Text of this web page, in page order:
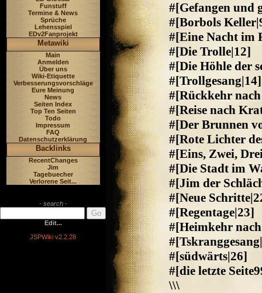
Funstuff
Termine & News
Sprüche
Lehensspiel
EDv2Fanprojekt
Metawiki
Main
Anmelden
Über uns
Wiki-Etiquette
Verbesserungsvorschläge
Eure Meinung
News
Seiten Index
Top Ten Seiten
Todo
Impressum
FAQ
Datenschutzerklärung
Backlinks
RecentChanges
Jim
Tagebuecher
Verlorene Seit...
- search -
Edit...
JSPWiki v2.2.28
#[Gefangen und
#[Borbols
#[Eine Nacht im
#[Die Trolle|12]
#[Die Höhle der
#[Trollgesang|14]
#[Rückkehr
#[Reise nach
#[Der Brunnen
#[Rote Lichter
#[Eins, Zwei,
#[Die Stadt im
#[Jim der
#[Neue
#[Regentage|23]
#[Heimkehr
#[südwärts|26]
#[die letzte
\\\